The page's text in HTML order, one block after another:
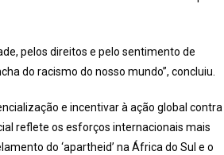
pelos direitos e pelo sentimento de
do racismo do nosso mundo”, concluiu.
e incentivar à ação global contra
reflete os esforços internacionais mais
do ‘apartheid’ na África do Sul e o